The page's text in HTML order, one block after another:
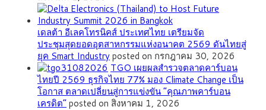
เดลต้า อีเลคโทรนิคส์ ประเทศไทย เตรียมจัด
ประชุมสุดยอดอุตสาหกรรมแห่งอนาคต 2569 ดันไทยสู่
ยุค Smart Industryposted on กรกฎาคม 30, 2026
TGO เผยผลสำรวจตลาดคาร์บอน
ไทยปี 2569 ธุรกิจไทย 77% มอง Climate Change เป็น
โอกาส ตลาดเปลี่ยนสู่การแข่งขัน “คุณภาพคาร์บอน
เครดิต”posted on สิงหาคม 1, 2026